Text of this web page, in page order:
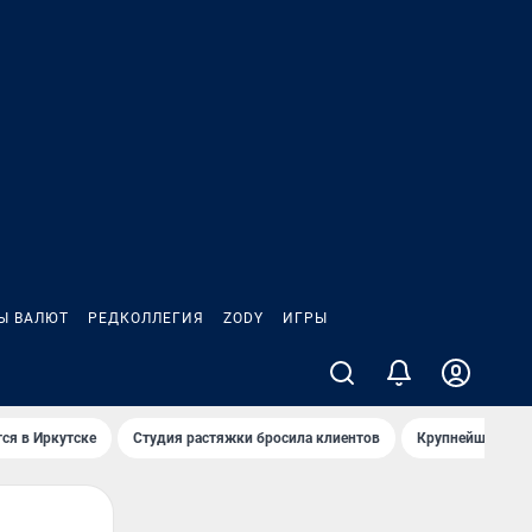
ВАЛЮТ РЕДКОЛЛЕГИЯ ZODY ИГРЫ
в Иркутске Студия растяжки бросила клиентов Крупнейшие